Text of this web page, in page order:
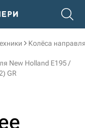
Колёса
New Holland E195 /
GR